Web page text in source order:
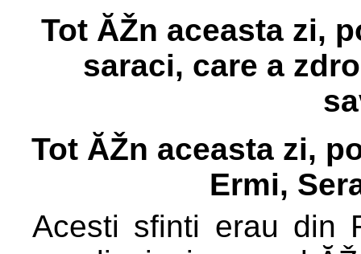
Tot ĂŽn aceasta zi,
saraci, care a
Tot ĂŽn aceasta zi,
Ermi,
Acesti sfinti erau din